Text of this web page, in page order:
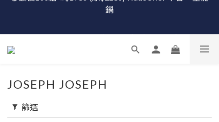
🔴最後100組↘$1780 (原$2180) HausChef 十合一全能
鍋
怕買了不會用？！跟楊桃買萬用鍋才有送獨家食譜！
JOSEPH JOSEPH
篩選